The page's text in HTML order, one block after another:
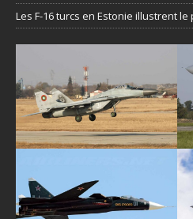
Les F-16 turcs en Estonie illustrent